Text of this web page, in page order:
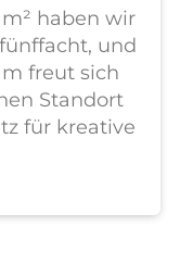
m² haben wir
und
freut sich
Standort
für kreative